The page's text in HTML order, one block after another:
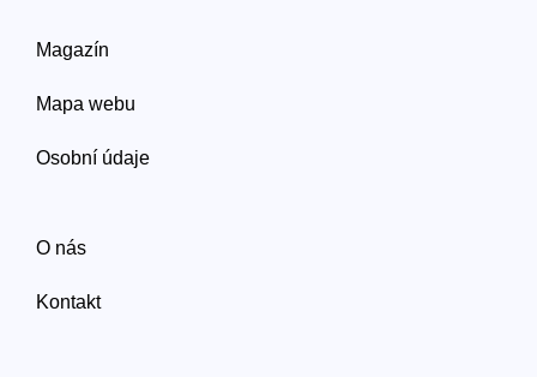
Magazín
Mapa webu
Osobní údaje
O nás
Kontakt